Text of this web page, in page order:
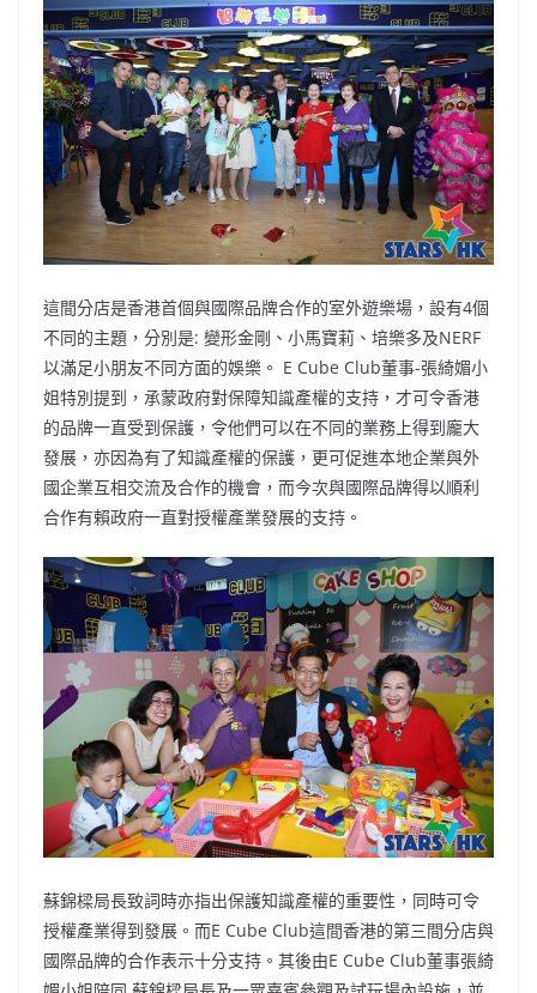
這間分店是香港首個與國際品牌合作的室外遊樂場，設有4個
不同的主題，分別是: 變形金剛、小馬寶莉、培樂多及NERF
以滿足小朋友不同方面的娛樂。 E Cube Club董事-張綺媚小
姐特別提到，承蒙政府對保障知識產權的支持，才可令香港
的品牌一直受到保護，令他們可以在不同的業務上得到龐大
發展，亦因為有了知識產權的保護，更可促進本地企業與外
國企業互相交流及合作的機會，而今次與國際品牌得以順利
合作有賴政府一直對授權產業發展的支持。
蘇錦樑局長致詞時亦指出保護知識產權的重要性，同時可令
授權產業得到發展。而E Cube Club這間香港的第三間分店與
國際品牌的合作表示十分支持。其後由E Cube Club董事張綺